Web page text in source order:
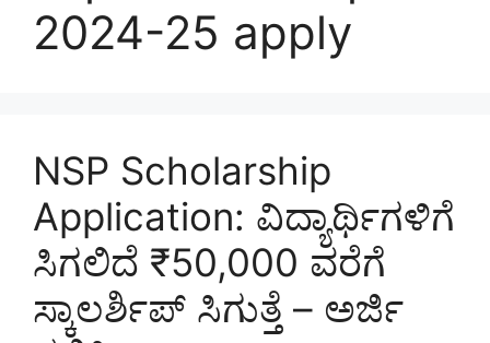
2024-25 apply
NSP Scholarship
Application: ವಿದ್ಯಾರ್ಥಿಗಳಿಗೆ
ಸಿಗಲಿದೆ ₹50,000 ವರೆಗೆ
ಸ್ಕಾಲರ್ಶಿಪ್ ಸಿಗುತ್ತೆ – ಅರ್ಜಿ